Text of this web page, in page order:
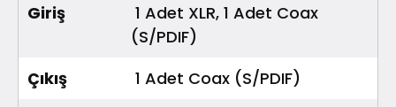
Giriş
1 Adet XLR, 1 Adet Coax
(S/PDIF)
Çıkış
1 Adet Coax (S/PDIF)